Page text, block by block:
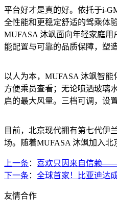
平台好才是真的好。依托于i-
全性能和更稳定舒适的驾乘体
MUFASA 沐飒面向年轻家庭用
能配置与可靠的品质保障，塑
以人为本，MUFASA 沐飒智
方便乘员查看；无论喷洒玻璃
启的最大风量。三档可调，设
目前，北京现代拥有第七代伊
场。随着MUFASA 沐飒加入北
上一条 ： 喜欢只因来自信赖——
下一条 ： 全球首家！比亚迪达
友情合作